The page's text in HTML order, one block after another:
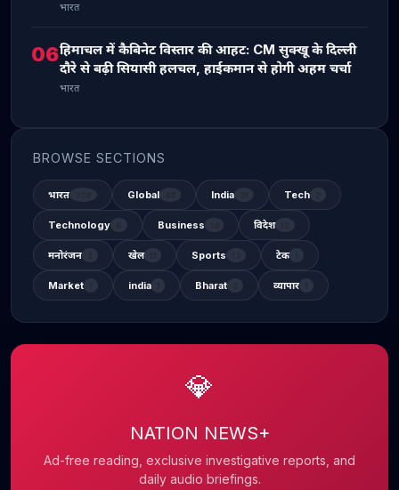
भारत
06हिमाचल में कैबिनेट विस्तार की आहट: CM सुक्खू के दिल्ली
दौरे से बढ़ी सियासी हलचल, हाईकमान से होगी अहम चर्चा
भारत
BROWSE SECTIONS
भारत Global India Tech
Technology Business विदेश
मनोरंजन खेल Sports टेक
Market india Bharat व्यापार
💎
NATION NEWS+
Ad-free reading, exclusive investigative reports, and
daily audio briefings.